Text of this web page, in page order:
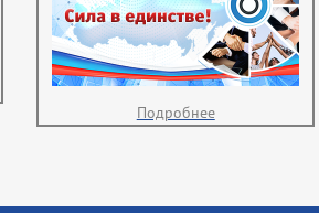
Подробнее